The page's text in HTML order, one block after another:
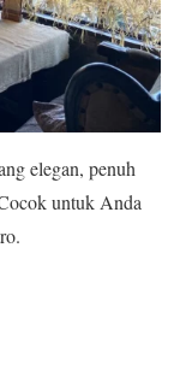
elegan, penuh
untuk Anda